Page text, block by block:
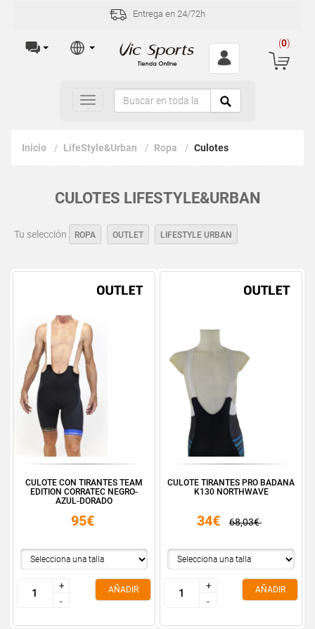
Entrega en 24/72h
(0)
Toggle
navigation
Inicio LifeStyle&Urban Ropa Culotes
CULOTES LIFESTYLE&URBAN
Tu selección ROPA OUTLET LIFESTYLE URBAN
CULOTE CON TIRANTES TEAM
EDITION CORRATEC NEGRO-
AZUL-DORADO
95€
+
-
+
-
AÑADIR
CULOTE TIRANTES PRO BADANA
K130 NORTHWAVE
34€ 68,03€
+
-
+
-
AÑADIR